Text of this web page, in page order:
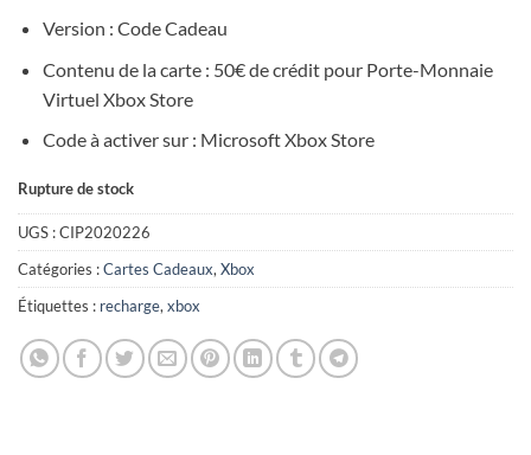
Version : Code Cadeau
Contenu de la carte : 50€ de crédit pour Porte-Monnaie
Virtuel Xbox Store
Code à activer sur : Microsoft Xbox Store
Rupture de stock
UGS :CIP2020226
Catégories :Cartes Cadeaux, Xbox
Étiquettes : recharge, xbox